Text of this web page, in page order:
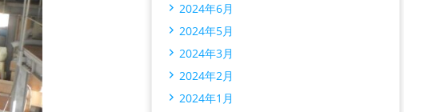
2024年6月
2024年5月
2024年3月
2024年2月
2024年1月